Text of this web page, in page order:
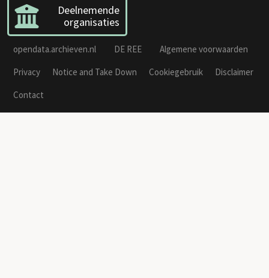
Deelnemende
organisaties
opendata.archieven.nl DE REE
Algemene voorwaarden
Privacy
Notice and Take Down Cookiegebruik
Disclaimer
Contact